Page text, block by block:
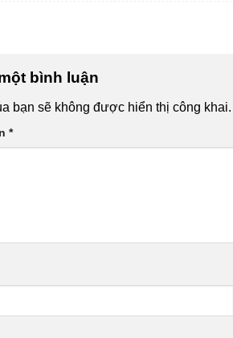
bình luận
bạn sẽ không được hiển thị công khai.
*